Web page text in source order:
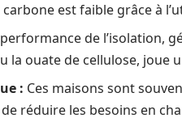
est faible grâce à
de l’isolation,
la ouate de cellulose, joue
: Ces maisons sont
réduire les besoins en